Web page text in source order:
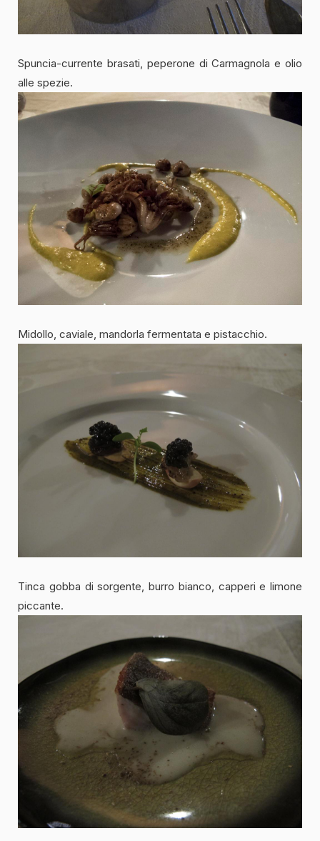
Spuncia-currente brasati, peperone di Carmagnola e olio
alle spezie.
Midollo, caviale, mandorla fermentata e pistacchio.
Tinca gobba di sorgente, burro bianco, capperi e limone
piccante.